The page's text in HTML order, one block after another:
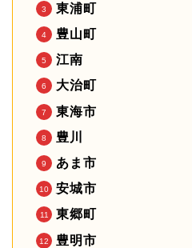
東浦町
豊山町
江南
大治町
東海市
豊川
あま市
安城市
東郷町
豊明市